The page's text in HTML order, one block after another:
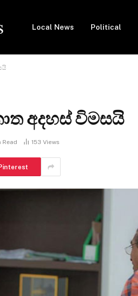
Local News Political
අදහස් විමසයි
Read 153 Views